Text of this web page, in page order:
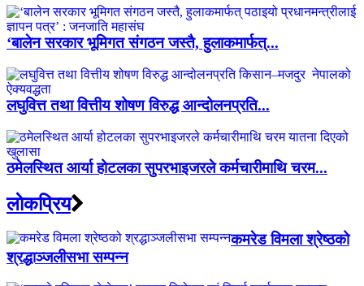
‘बालेन सरकार भूमिगत संगठन जस्तै, हुलाकमार्फत्...
लघुवित्त तथा वित्तीय शोषण विरुद्ध आन्दोलनप्रति...
ठमेलस्थित आर्या होटलका सुपरभाइजरले कर्मचारीमाथि चरम...
लाेकप्रिय
कमरेड विमला श्रेष्ठको
श्रद्धाञ्जलीसभा सम्पन्न